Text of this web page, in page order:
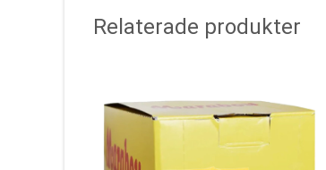
Relaterade produkter